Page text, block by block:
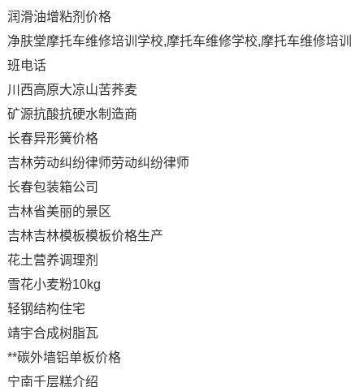
润滑油增粘剂价格
净肤堂摩托车维修培训学校,摩托车维修学校,摩托车维修培训
班电话
川西高原大凉山苦荞麦
矿源抗酸抗硬水制造商
长春异形簧价格
吉林劳动纠纷律师劳动纠纷律师
长春包装箱公司
吉林省美丽的景区
吉林吉林模板模板价格生产
花土营养调理剂
雪花小麦粉10kg
轻钢结构住宅
靖宇合成树脂瓦
**碳外墙铝单板价格
宁南千层糕介绍